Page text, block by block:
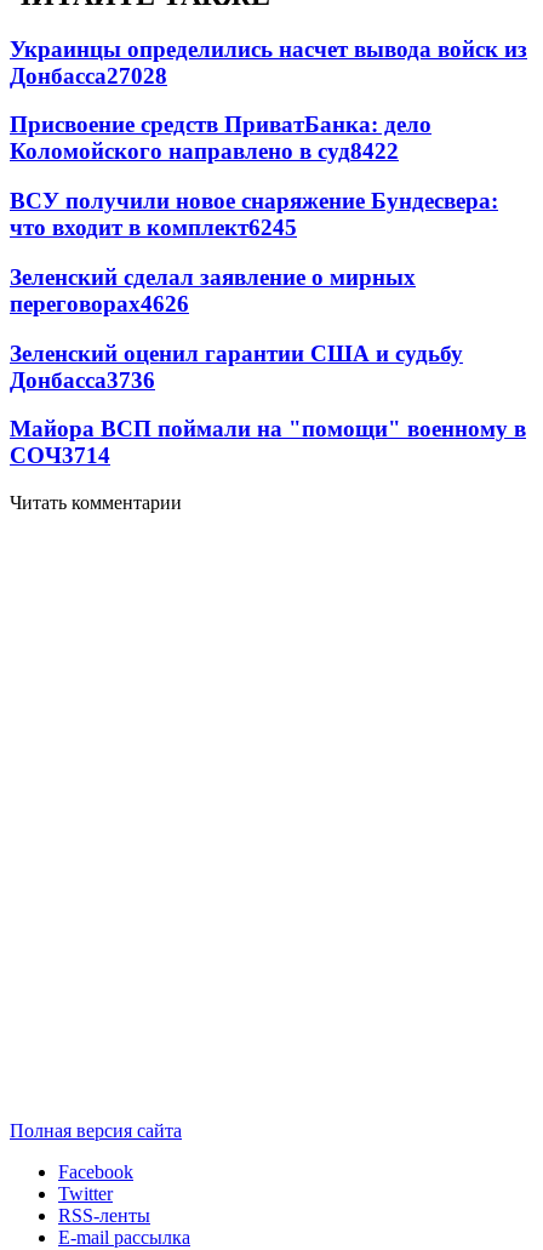
Украинцы определились насчет вывода войск из
Донбасса27028
Присвоение средств ПриватБанка: дело
Коломойского направлено в суд8422
ВСУ получили новое снаряжение Бундесвера:
что входит в комплект6245
Зеленский сделал заявление о мирных
переговорах4626
Зеленский оценил гарантии США и судьбу
Донбасса3736
Майора ВСП поймали на "помощи" военному в
СОЧ3714
Читать комментарии
Полная версия сайта
Facebook
Twitter
RSS-ленты
E-mail рассылка